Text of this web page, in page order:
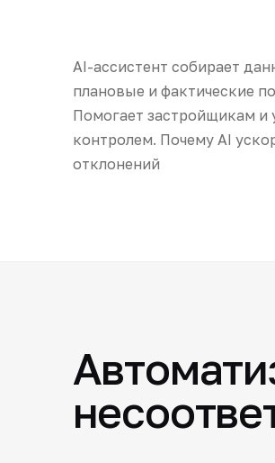
AI-ассистент собирает
плановые и фактические
Помогает застройщикам
контролем. Почему AI
отклонений